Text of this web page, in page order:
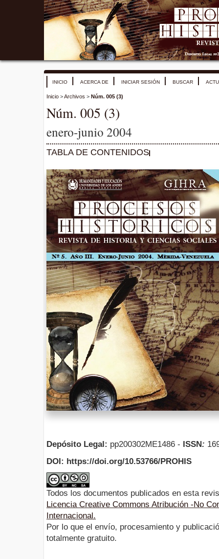
INICIO ACERCA DE INICIAR SESIÓN BUSCAR
Inicio >Archivos > Núm. 005 (3)
Núm. 005 (3)
enero-junio 2004
TABLA DE CONTENIDOS
Depósito Legal: pp200302ME1486 - ISSN:
DOI: https://doi.org/10.53766/PROHIS
Todos los documentos publicados en esta
Licencia Creative Commons Atribución -No
Internacional.
Por lo que el envío, procesamiento y
totalmente gratuito.